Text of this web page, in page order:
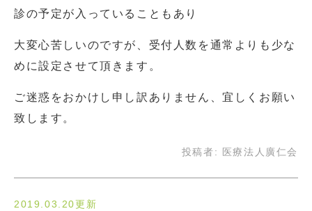
診の予定が入っていることもあり
大変心苦しいのですが、受付人数を通常よりも少な
めに設定させて頂きます。
ご迷惑をおかけし申し訳ありません、宜しくお願い
致します。
投稿者: 医療法人廣仁会
2019.03.20更新